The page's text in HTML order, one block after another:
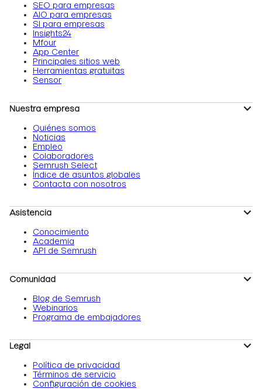
SEO para empresas
AIO para empresas
SI para empresas
Insights24
Mfour
App Center
Principales sitios web
Herramientas gratuitas
Sensor
Nuestra empresa
Quiénes somos
Noticias
Empleo
Colaboradores
Semrush Select
Índice de asuntos globales
Contacta con nosotros
Asistencia
Conocimiento
Academia
API de Semrush
Comunidad
Blog de Semrush
Webinarios
Programa de embajadores
Legal
Política de privacidad
Términos de servicio
Configuración de cookies